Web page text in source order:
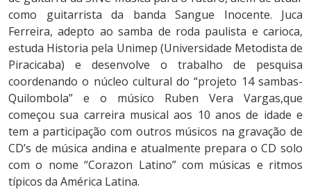
como guitarrista da banda Sangue Inocente. Juca
Ferreira, adepto ao samba de roda paulista e carioca,
estuda Historia pela Unimep (Universidade Metodista de
Piracicaba) e desenvolve o trabalho de pesquisa
coordenando o núcleo cultural do “projeto 14 sambas-
Quilombola” e o músico Ruben Vera Vargas,que
começou sua carreira musical aos 10 anos de idade e
tem a participação com outros músicos na gravação de
CD’s de música andina e atualmente prepara o CD solo
com o nome “Corazon Latino” com músicas e ritmos
típicos da América Latina.